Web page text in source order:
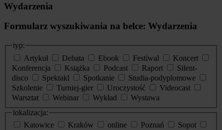
Wydarzenia
Formularz wyszukiwania na belce: Wydarzenia
typ:
Artykuł
Debata Ebook Festiwal
Koncert
Konferencja
Książka Podcast Raport
Silent-
disco
Spektakl Spotkanie
Studia-podyplomowe
Szkolenie
Turniej-gier Uroczystość
Videocast
Warsztat
Webinar Wykład
Wystawa
lokalizacja:
Katowice
Kraków online Poznań
Sopot